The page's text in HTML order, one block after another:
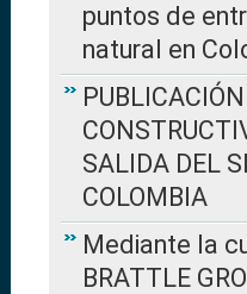
puntos de
natural en
SALIDA DEL
COLOMBIA
Mediante la
BRATTLE